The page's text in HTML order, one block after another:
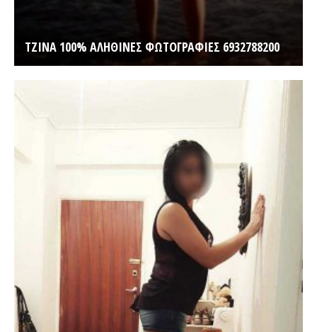
ΤΖΙΝΑ 100% ΑΛΗΘΙΝΕΣ ΦΩΤΟΓΡΑΦΙΕΣ 6932788200